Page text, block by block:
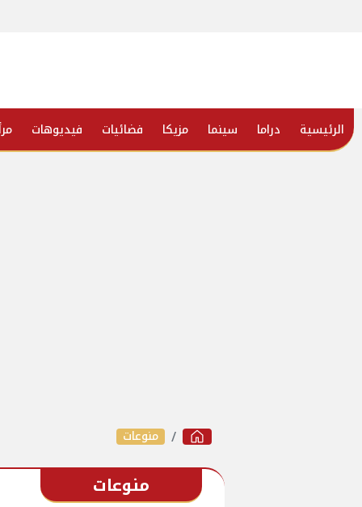
الرئيسية دراما سينما مزيكا فضائيات فيديوهات
منوعات
منوعات